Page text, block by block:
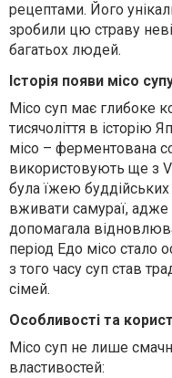
рецептами. Його
зробили цю страву
багатьох людей.
Історія появи місо
Місо суп має глибоке
тисячоліття в історію
місо – ферментована
використовують ще з
була їжею буддійських
вживати самураї,
допомагала
період Едо місо стало
з того часу суп став
сімей.
Особливості та
Місо суп не лише
властивостей: